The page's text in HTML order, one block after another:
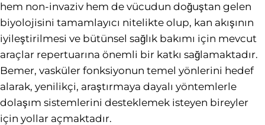
hem non-invaziv hem de vücudun doğuştan gelen
biyolojisini tamamlayıcı nitelikte olup, kan akışının
iyileştirilmesi ve bütünsel sağlık bakımı için mevcut
araçlar repertuarına önemli bir katkı sağlamaktadır.
Bemer, vasküler fonksiyonun temel yönlerini hedef
alarak, yenilikçi, araştırmaya dayalı yöntemlerle
dolaşım sistemlerini desteklemek isteyen bireyler
için yollar açmaktadır.